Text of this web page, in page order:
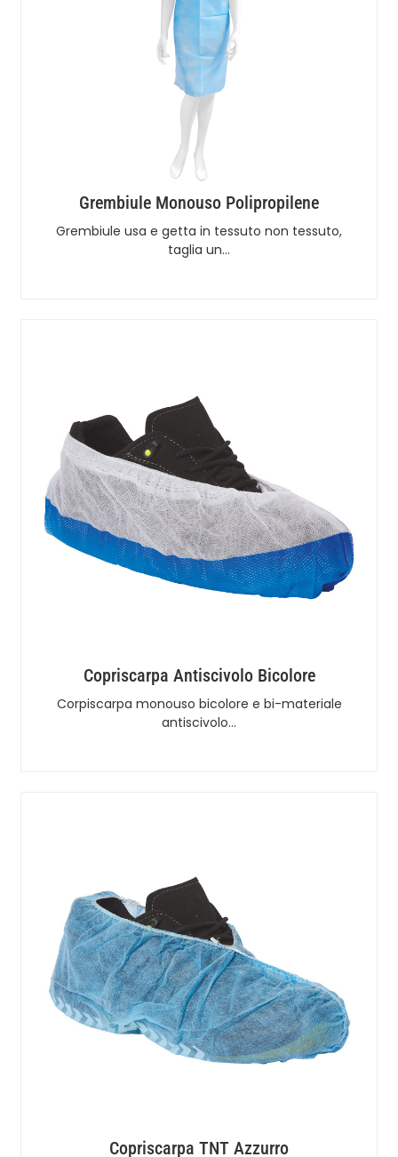
Grembiule Monouso Polipropilene
Grembiule usa e getta in tessuto non tessuto,
taglia un…
Copriscarpa Antiscivolo Bicolore
Corpiscarpa monouso bicolore e bi-materiale
antiscivolo…
Copriscarpa TNT Azzurro